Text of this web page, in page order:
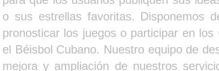
o sus estrellas favoritas. Disponemos
pronosticar los juegos o participar en
el Béisbol Cubano. Nuestro equipo de
mejora y ampliación de nuestros